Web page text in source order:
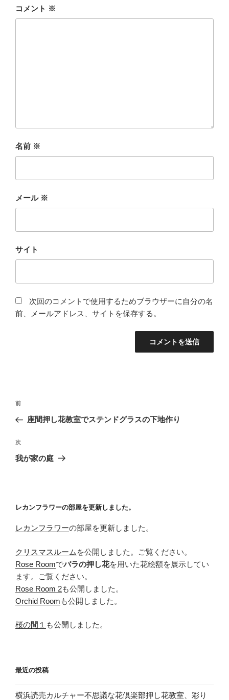
コメント ※
名前 ※
メール ※
サイト
次回のコメントで使用するためブラウザーに自分の名
前、メールアドレス、サイトを保存する。
投
ナ
ビ
ゲ
ン
前
の
稿
前
座間押し花教室でステンドグラスの下地作り
次
の
次
我が家の庭
レカンフラワーの部屋を更新しました。
レカンフラワーの部屋を更新しました。
クリスマスルーム を公開しました。ご覧ください。
Rose Roomでバラの押し花を用いた花絵額を展示してい
ます。ご覧ください。
Rose Room 2も公開しました。
Orchid Room も公開しました。
桜の間１ も公開しました。
最近の投稿
横浜読売カルチャー不思議な花倶楽部押し花教室、彩り